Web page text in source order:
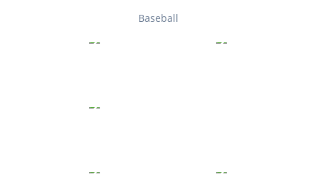
Baseball